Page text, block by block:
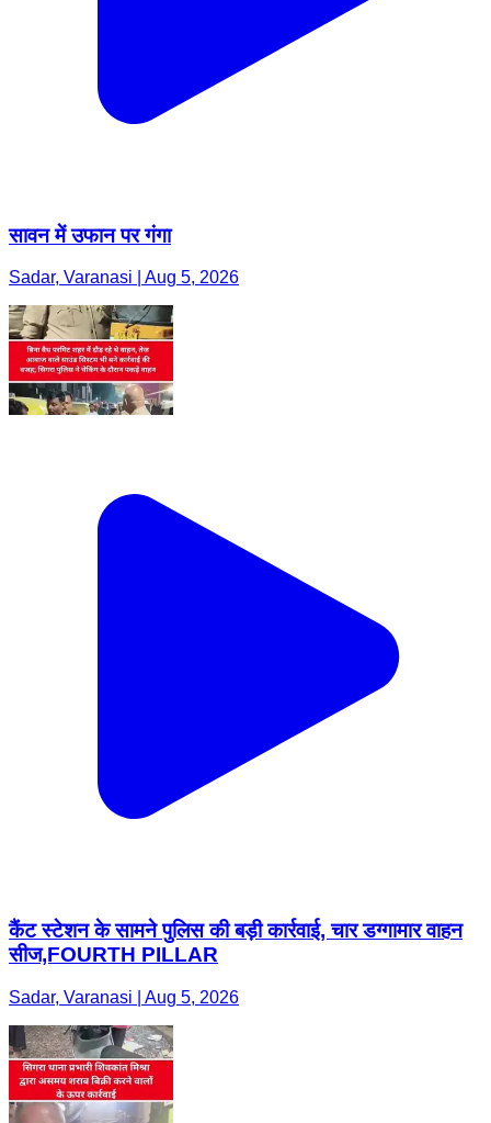
सावन में उफान पर गंगा
Sadar, Varanasi | Aug 5, 2026
कैंट स्टेशन के सामने पुलिस की बड़ी कार्रवाई, चार डग्गामार वाहन
सीज,FOURTH PILLAR
Sadar, Varanasi | Aug 5, 2026